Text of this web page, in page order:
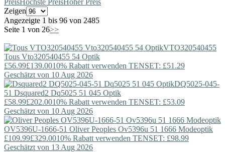
Zeigen
Angezeigte 1 bis 96 von 2485
Seite 1 von 26>>
VTO320540455
Tous Vto320540455 54 Optik
£56.99£139.0010% Rabatt verwenden TENSET: £51.29
Geschätzt von 10 Aug 2026
DQ5025-045-
51 Dsquared2 Dq5025 51 045 Optik
£58.99£202.0010% Rabatt verwenden TENSET: £53.09
Geschätzt von 10 Aug 2026
OV5396U-1666-51 Oliver Peoples Ov5396u 51 1666 Modeoptik
£109.99£329.0010% Rabatt verwenden TENSET: £98.99
Geschätzt von 13 Aug 2026